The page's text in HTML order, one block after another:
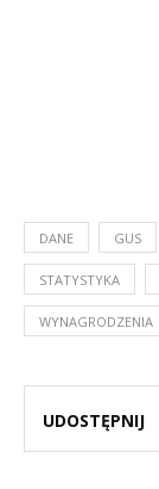
DANE GUS
STATYSTYKA
WYNAGRODZENIA
UDOSTĘPNIJ